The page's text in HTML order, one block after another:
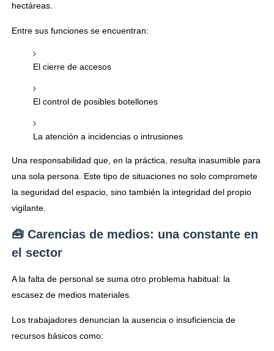
hectáreas.
Entre sus funciones se encuentran:
El cierre de accesos
El control de posibles botellones
La atención a incidencias o intrusiones
Una responsabilidad que, en la práctica, resulta inasumible para
una sola persona. Este tipo de situaciones no solo compromete
la seguridad del espacio, sino también la integridad del propio
vigilante.
🧰 Carencias de medios: una constante en
el sector
A la falta de personal se suma otro problema habitual: la
escasez de medios materiales.
Los trabajadores denuncian la ausencia o insuficiencia de
recursos básicos como: